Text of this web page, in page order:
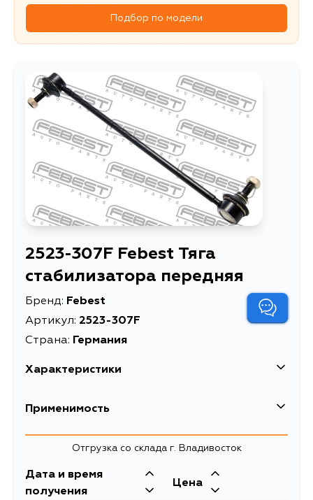
Подбор по модели
2523-307F Febest Тяга
стабилизатора передняя
Бренд: Febest
Артикул: 2523-307F
Страна: Германия
Характеристики
EAN-13
Длина упаковки, мм
Масса, кг 0.499
Применимость
Отгрузка со склада г. Владивосток
Дата и время
получения
Цена